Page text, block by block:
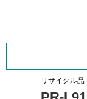
リサイクル品